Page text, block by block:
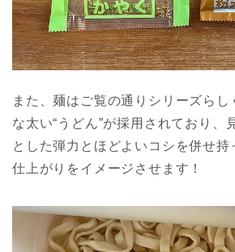
また、麺はご覧の通りシリーズらし
な太い“うどん”が採用されており、
とした弾力とほどよいコシを併せ持
仕上がりをイメージさせます！